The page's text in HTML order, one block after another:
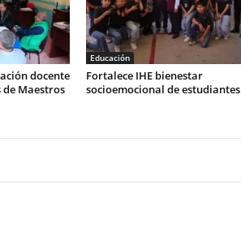
docente
de Maestros
Educación
Fortalece IHE bienestar
socioemocional de estudiantes